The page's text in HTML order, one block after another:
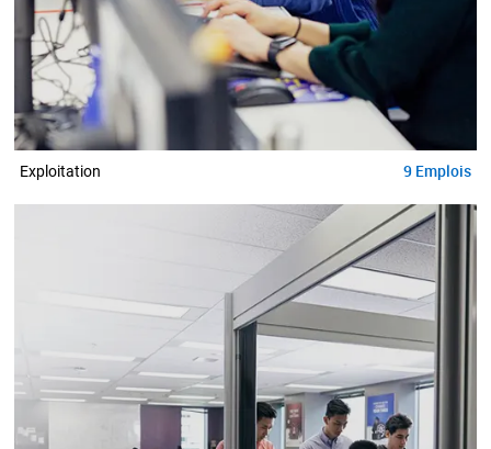
Exploitation 9 Emplois